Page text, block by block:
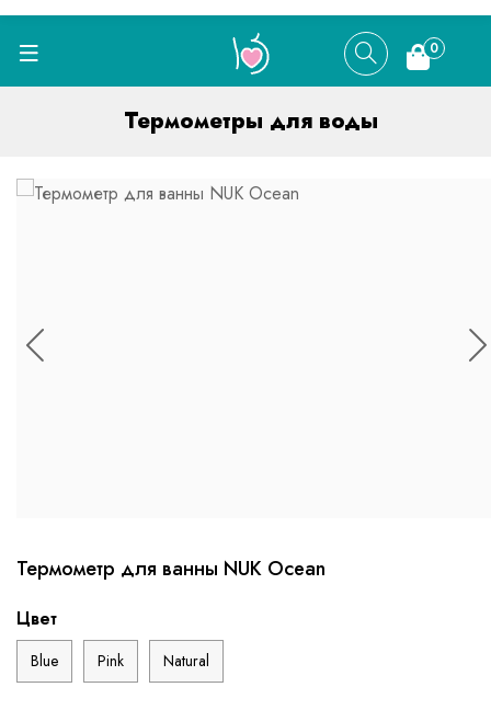
0
Термометры для воды
Термометр для ванны NUK Ocean
Цвет
Blue Pink Natural